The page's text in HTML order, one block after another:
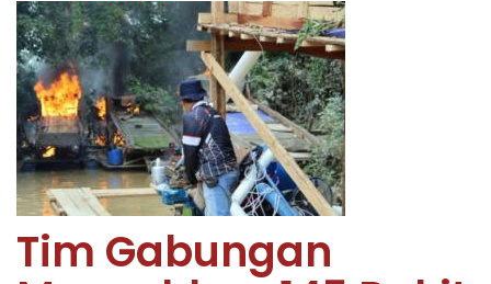
Tim Gabungan